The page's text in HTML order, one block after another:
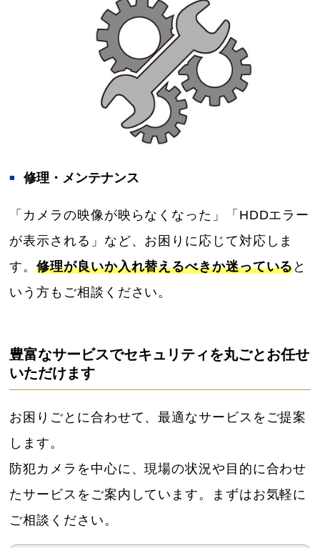
修理・メンテナンス
「カメラの映像が映らなくなった」「HDDエラー
が表示される」など、お困りに応じて対応しま
す。修理が良いか入れ替えるべきか迷っていると
いう方もご相談ください。
豊富なサービスでセキュリティを丸ごとお任せ
いただけます
お困りごとに合わせて、最適なサービスをご提案
します。
防犯カメラを中心に、現場の状況や目的に合わせ
たサービスをご案内しています。まずはお気軽に
ご相談ください。